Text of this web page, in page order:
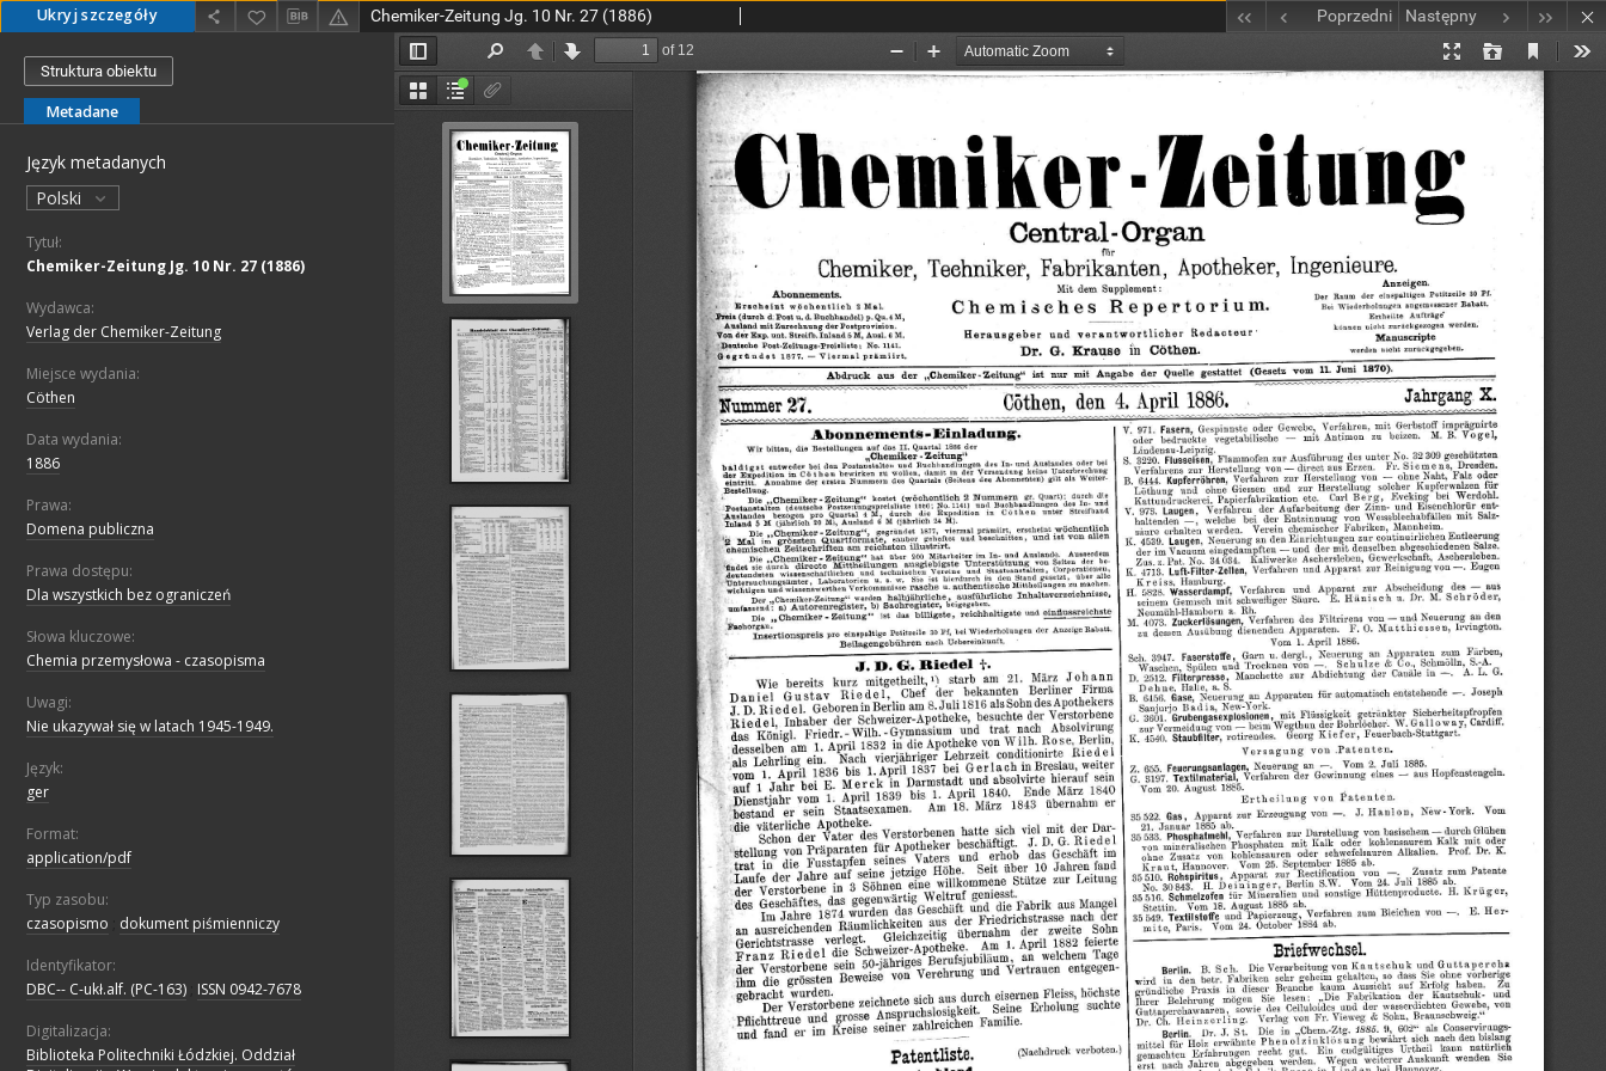
Ukryj szczegóły Chemiker-Zeitung Jg. 10 Nr. 27 (1886) Poprzedni Następny
Struktura obiektu
Metadane
Język metadanych
Polski
Tytuł:
Chemiker-Zeitung Jg. 10 Nr. 27 (1886)
Wydawca:
Verlag der Chemiker-Zeitung
Miejsce wydania:
Cöthen
Data wydania:
1886
Prawa:
Domena publiczna
Prawa dostępu:
Dla wszystkich bez ograniczeń
Słowa kluczowe:
Chemia przemysłowa - czasopisma
Uwagi:
Nie ukazywał się w latach 1945-1949.
Język:
ger
Format:
application/pdf
Typ zasobu:
czasopismo
dokument piśmienniczy
Identyfikator:
DBC-- C-ukł.alf. (PC-163) ISSN 0942-7678
Digitalizacja:
Biblioteka Politechniki Łódzkiej. Oddział